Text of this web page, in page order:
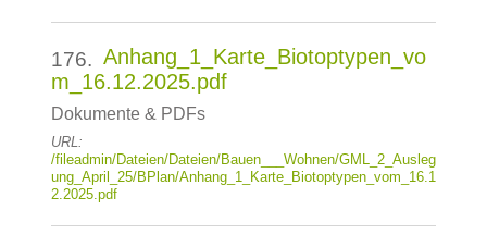
176. Anhang_1_Karte_Biotoptypen_vo
m_16.12.2025.pdf
Dokumente & PDFs
URL:
/fileadmin/Dateien/Dateien/Bauen___Wohnen/GML_2_Ausleg
ung_April_25/BPlan/Anhang_1_Karte_Biotoptypen_vom_16.1
2.2025.pdf